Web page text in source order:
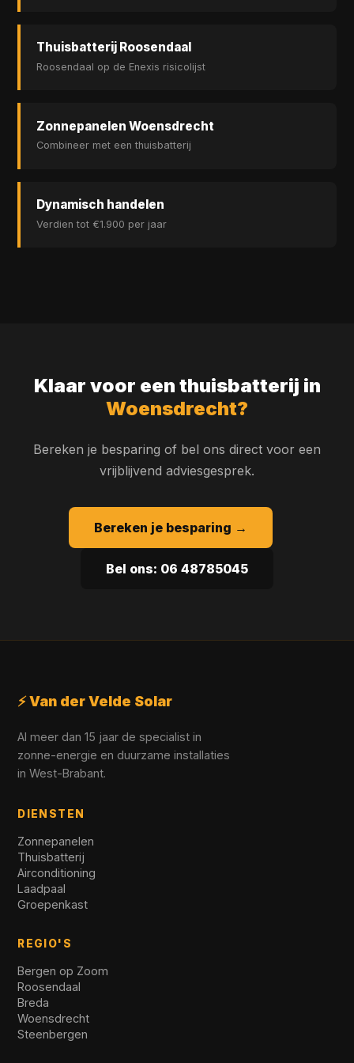
Thuisbatterij Roosendaal
Roosendaal op de Enexis risicolijst
Zonnepanelen Woensdrecht
Combineer met een thuisbatterij
Dynamisch handelen
Verdien tot €1.900 per jaar
Klaar voor een thuisbatterij in
Woensdrecht?
Bereken je besparing of bel ons direct voor een
vrijblijvend adviesgesprek.
Bereken je besparing →
Bel ons: 06 48785045
⚡ Van der Velde Solar
Al meer dan 15 jaar de specialist in
zonne-energie en duurzame installaties
in West-Brabant.
DIENSTEN
Zonnepanelen
Thuisbatterij
Airconditioning
Laadpaal
Groepenkast
REGIO'S
Bergen op Zoom
Roosendaal
Breda
Woensdrecht
Steenbergen